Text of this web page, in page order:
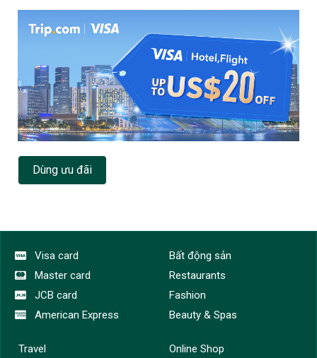
Dùng ưu đãi
Visa card
Master card
JCB card
American Express
Bất động sản
Restaurants
Fashion
Beauty & Spas
Travel
Online Shop